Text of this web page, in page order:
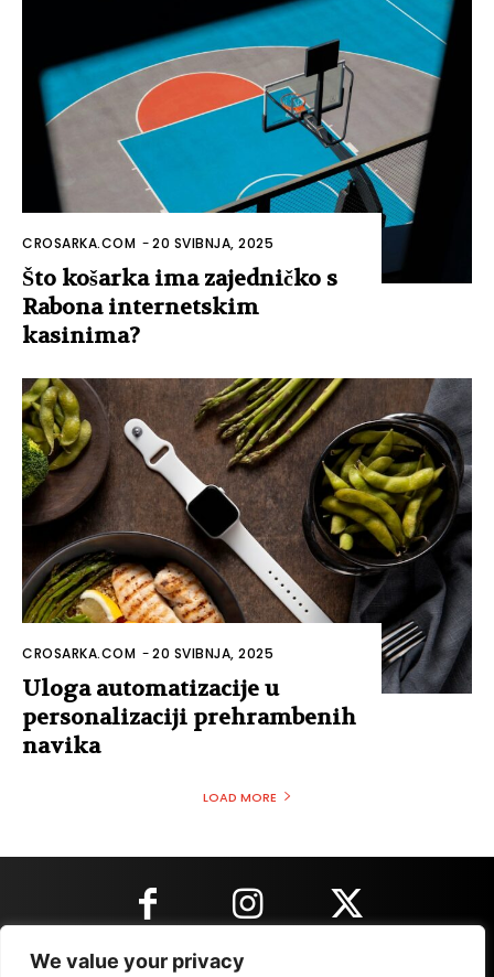
We value your privacy
CROSARKA.COM -20 SVIBNJA, 2025
Što košarka ima zajedničko s
Rabona internetskim
kasinima?
CROSARKA.COM -20 SVIBNJA, 2025
Uloga automatizacije u
personalizaciji prehrambenih
navika
LOAD MORE